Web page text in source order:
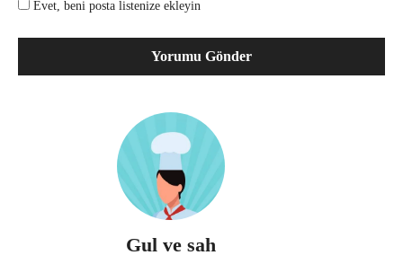
Evet, beni posta listenize ekleyin
Gul ve sah